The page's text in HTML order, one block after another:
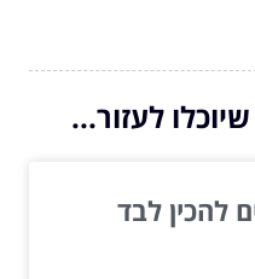
לעזור...
להכין לבד